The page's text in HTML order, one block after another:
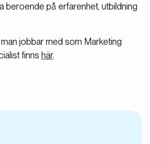
beroende på erfarenhet, utbildning
jobbar med som Marketing
finns här.